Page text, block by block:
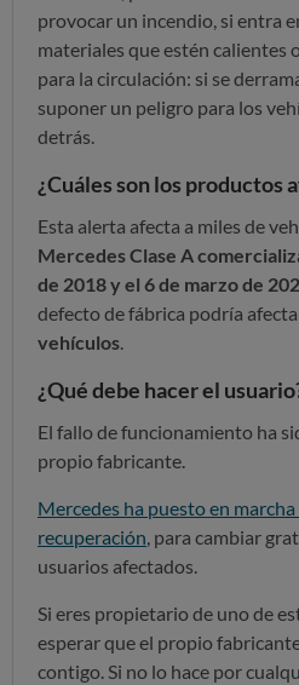
provocar un incendio, si entra
materiales que estén calientes
para la circulación: si se
suponer un peligro para los
detrás.
¿Cuáles son los productos
Esta alerta afecta a miles de
Mercedes Clase A
de 2018 y el 6 de marzo de
defecto de fábrica podría
vehículos
¿Qué debe hacer el
El fallo de funcionamiento ha
propio fabricante.
Mercedes ha puesto en
recuperación , para cambiar
usuarios afectados.
Si eres propietario de uno de
esperar que el propio
contigo. Si no lo hace por